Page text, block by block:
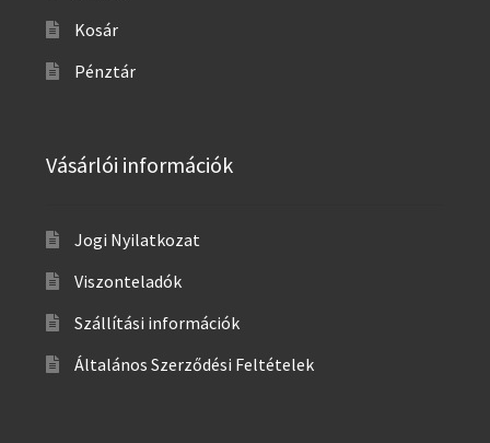
Kosár
Pénztár
Vásárlói információk
Jogi Nyilatkozat
Viszonteladók
Szállítási információk
Általános Szerződési Feltételek